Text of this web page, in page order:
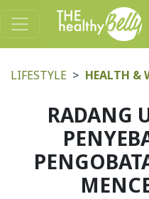
LIFESTYLE HEALTH &
RADANG